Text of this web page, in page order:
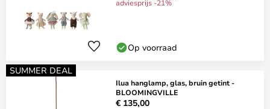
adviesprijs -21%
Op voorraad
SUMMER DEAL
Ilua hanglamp, glas, bruin getint -
BLOOMINGVILLE
€ 135,00